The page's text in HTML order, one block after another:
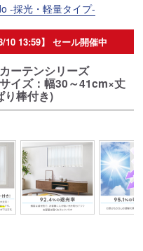
-採光・軽量タイプ-
10 13:59】 セール開催中
ーテンシリーズ
イズ：幅30～41cm×丈
り棒付き)